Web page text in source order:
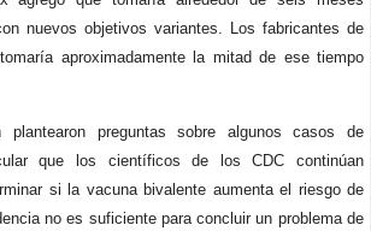
nuevos objetivos variantes. Los fabricantes de
aproximadamente la mitad de ese tiempo
plantearon preguntas sobre algunos casos de
que los científicos de los CDC continúan
si la vacuna bivalente aumenta el riesgo de
no es suficiente para concluir un problema de